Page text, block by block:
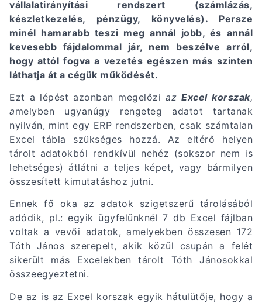
vállalatirányítási rendszert (számlázás,
készletkezelés, pénzügy, könyvelés). Persze
minél hamarabb teszi meg annál jobb, és annál
kevesebb fájdalommal jár, nem beszélve arról,
hogy attól fogva a vezetés egészen más szinten
láthatja át a cégük működését.
Ezt a lépést azonban megelőziazExcel korszak,
amelyben ugyanúgy rengeteg adatot tartanak
nyilván, mint egy ERP rendszerben, csak számtalan
Excel tábla szükséges hozzá. Az eltérő helyen
tárolt adatokból rendkívül nehéz (sokszor nem is
lehetséges) átlátni a teljes képet, vagy bármilyen
összesített kimutatáshoz jutni.
Ennek fő oka az adatok szigetszerű tárolásából
adódik, pl.: egyik ügyfelünknél 7 db Excel fájlban
voltak a vevői adatok, amelyekben összesen 172
Tóth János szerepelt, akik közül csupán a felét
sikerült más Excelekben tárolt Tóth Jánosokkal
összeegyeztetni.
De az is az Excel korszak egyik hátulütője, hogy a